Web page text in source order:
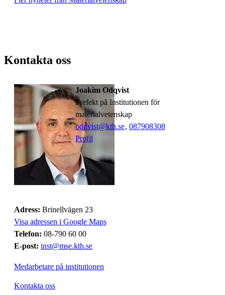
Kontakta oss
Joakim Odqvist
Prefekt på Institutionen för
materialvetenskap
odqvist@kth.se, 087908308
Profil
Adress: Brinellvägen 23
Visa adressen i Google Maps
Telefon: 08-790 60 00
E-post: inst@mse.kth.se
Medarbetare på institutionen
Kontakta oss